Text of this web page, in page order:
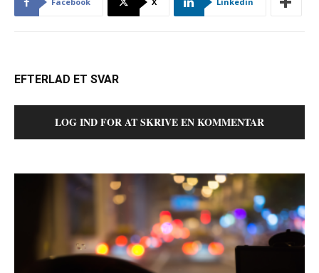
EFTERLAD ET SVAR
LOG IND FOR AT SKRIVE EN KOMMENTAR